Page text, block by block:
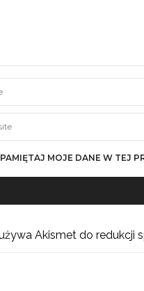
MOJE DANE W TEJ
Akismet do redukcji